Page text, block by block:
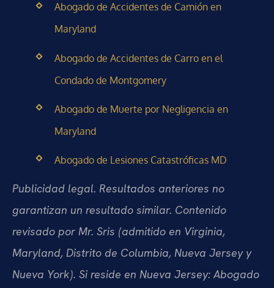
Abogado de Accidentes de Camión en
Maryland
Abogado de Accidentes de Carro en el
Condado de Montgomery
Abogado de Muerte por Negligencia en
Maryland
Abogado de Lesiones Catastróficas MD
Publicidad legal. Resultados anteriores no
garantizan un resultado similar. Contenido
revisado por Mr. Sris (admitido en Virginia,
Maryland, Distrito de Columbia, Nueva Jersey y
Nueva York). Si reside en Nueva Jersey: Abogado